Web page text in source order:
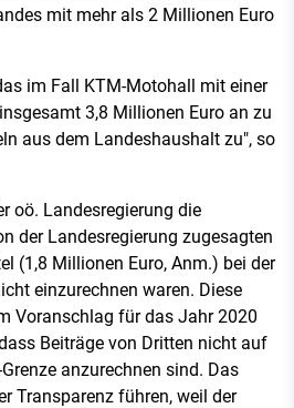
mit mehr als 2 Millionen Euro
im Fall KTM-Motohall mit einer
3,8 Millionen Euro an zu
aus dem Landeshaushalt zu", so
oö. Landesregierung die
der Landesregierung zugesagten
(1,8 Millionen Euro, Anm.) bei der
einzurechnen waren. Diese
Voranschlag für das Jahr 2020
Beiträge von Dritten nicht auf
anzurechnen sind. Das
Transparenz führen, weil der